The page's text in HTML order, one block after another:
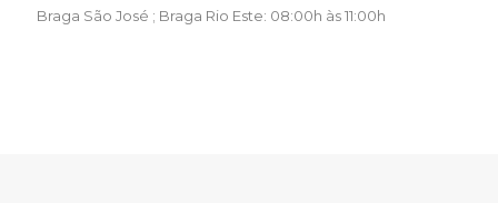
Braga São José ; Braga Rio Este: 08:00h às 11:00h